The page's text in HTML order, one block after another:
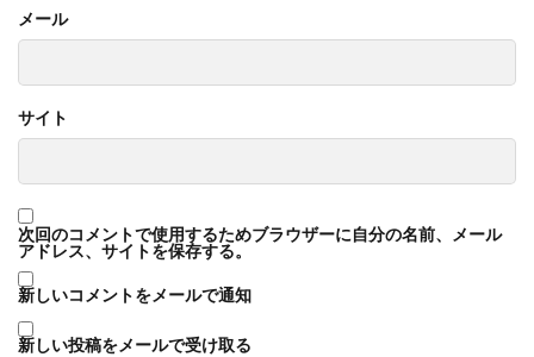
メール
サイト
次回のコメントで使用するためブラウザーに自分の名前、メール
アドレス、サイトを保存する。
新しいコメントをメールで通知
新しい投稿をメールで受け取る